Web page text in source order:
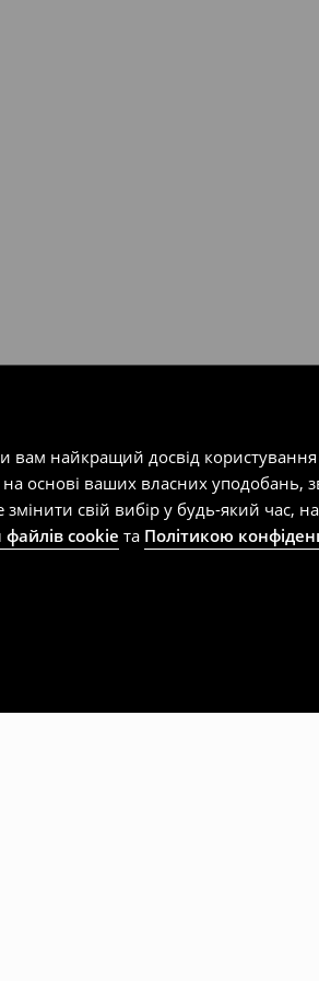
вам найкращий досвід
основі ваших власних уподобань,
свій вибір у будь-який час,
cookie та Політикою